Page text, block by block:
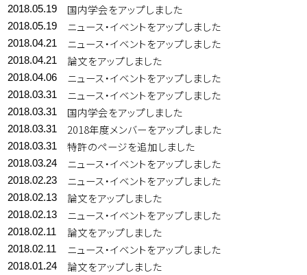
2018.05.19 国内学会をアップしました
2018.05.19 ニュース・イベントをアップしました
2018.04.21 ニュース・イベントをアップしました
2018.04.21 論文をアップしました
2018.04.06 ニュース・イベントをアップしました
2018.03.31 ニュース・イベントをアップしました
2018.03.31 国内学会をアップしました
2018.03.31 2018年度メンバーをアップしました
2018.03.31 特許のページを追加しました
2018.03.24 ニュース・イベントをアップしました
2018.02.23 ニュース・イベントをアップしました
2018.02.13 論文をアップしました
2018.02.13 ニュース・イベントをアップしました
2018.02.11 論文をアップしました
2018.02.11 ニュース・イベントをアップしました
2018.01.24 論文をアップしました